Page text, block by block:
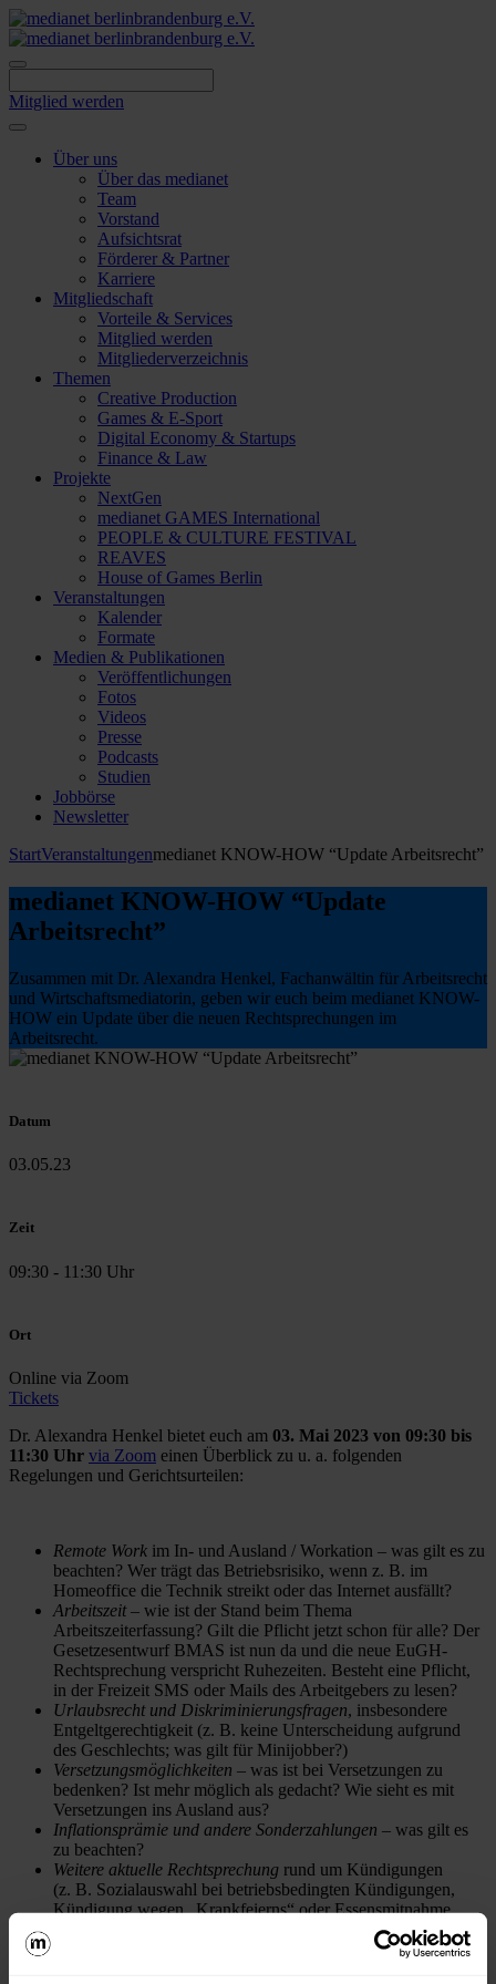
Skip
to
content
Mitglied werden
Über uns
Über das medianet
Team
Vorstand
Aufsichtsrat
Förderer & Partner
Karriere
Mitgliedschaft
Vorteile & Services
Mitglied werden
Mitgliederverzeichnis
Themen
Creative Production
Games & E-Sport
Digital Economy & Startups
Finance & Law
Projekte
NextGen
medianet GAMES International
PEOPLE & CULTURE FESTIVAL
REAVES
House of Games Berlin
Veranstaltungen
Kalender
Formate
Medien & Publikationen
Veröffentlichungen
Fotos
Videos
Presse
Podcasts
Studien
Jobbörse
Newsletter
StartVeranstaltungenmedianet KNOW-HOW “Update Arbeitsrecht”
medianet KNOW-HOW “Update
Arbeitsrecht”
Zusammen mit Dr. Alexandra Henkel, Fachanwältin für Arbeitsrecht
und Wirtschaftsmediatorin, geben wir euch beim medianet KNOW-
HOW ein Update über die neuen Rechtsprechungen im
Arbeitsrecht.
Datum
03.05.23
Zeit
09:30 - 11:30 Uhr
Ort
Online via Zoom
Tickets
Dr. Alexandra Henkel bietet euch am 03. Mai 2023 von 09:30 bis
11:30 Uhr via Zoom einen Überblick zu u. a. folgenden
Regelungen und Gerichtsurteilen:
Remote Work im In- und Ausland / Workation – was gilt es zu
beachten? Wer trägt das Betriebsrisiko, wenn z. B. im
Homeoffice die Technik streikt oder das Internet ausfällt?
Arbeitszeit– wie ist der Stand beim Thema
Arbeitszeiterfassung? Gilt die Pflicht jetzt schon für alle? Der
Gesetzesentwurf BMAS ist nun da und die neue EuGH-
Rechtsprechung verspricht Ruhezeiten. Besteht eine Pflicht,
in der Freizeit SMS oder Mails des Arbeitgebers zu lesen?
Urlaubsrecht und Diskriminierungsfragen, insbesondere
Entgeltgerechtigkeit (z. B. keine Unterscheidung aufgrund
des Geschlechts; was gilt für Minijobber?)
Versetzungsmöglichkeiten – was ist bei Versetzungen zu
bedenken? Ist mehr möglich als gedacht? Wie sieht es mit
Versetzungen ins Ausland aus?
Inflationsprämie und andere Sonderzahlungen – was gilt es
zu beachten?
Weitere aktuelle Rechtsprechung rund um Kündigungen
(z. B. Sozialauswahl bei betriebsbedingten Kündigungen,
Kündigung wegen „Krankfeierns“ oder Essensmitnahme
nach der Firmenfeier, Massenentlassungen, Fristen bei
Compliance-Untersuchungen, widersprüchliches